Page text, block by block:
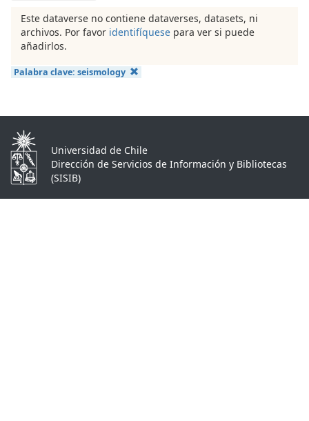
Este dataverse no contiene dataverses, datasets, ni
archivos. Por favor identifíquese para ver si puede
añadirlos.
Palabra clave: seismology
Universidad de Chile
Dirección de Servicios de Información y Bibliotecas
(SISIB)